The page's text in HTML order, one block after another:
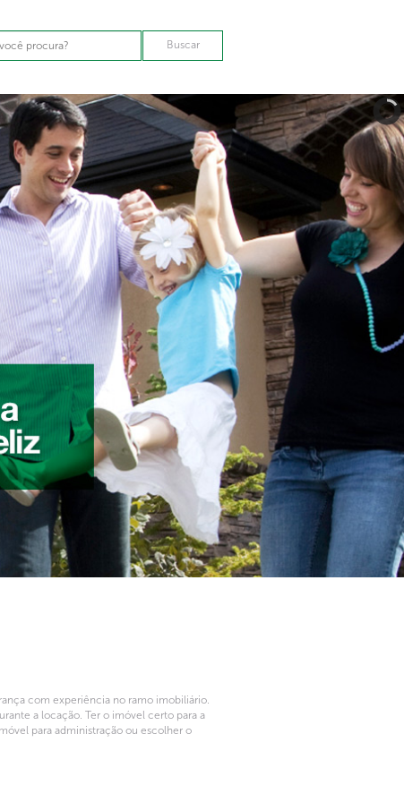
com experiência no ramo imobiliário.
a locação. Ter o imóvel certo para a
para administração ou escolher o